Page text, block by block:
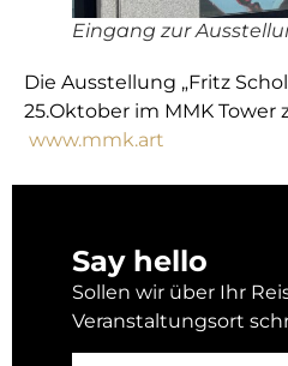
Eingang zur
Die Ausstellung „Fritz
25.Oktober im MMK Tower
www.mmk.art
Say hello
Sollen wir über Ihr
Veranstaltungsort